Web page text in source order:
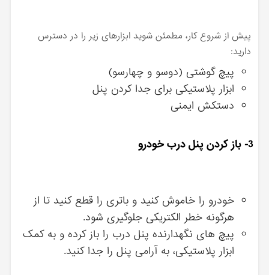
پیش از شروع کار، مطمئن شوید ابزارهای زیر را در دسترس
دارید:
پیچ گوشتی (دوسو و چهارسو)
ابزار پلاستیکی برای جدا کردن پنل
دستکش ایمنی
3- باز کردن پنل درب خودرو
خودرو را خاموش کنید و باتری را قطع کنید تا از
هرگونه خطر الکتریکی جلوگیری شود.
پیچ های نگهدارنده پنل درب را باز کرده و به کمک
ابزار پلاستیکی، به آرامی پنل را جدا کنید.